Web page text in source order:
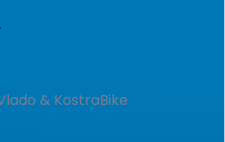
& KostraBike